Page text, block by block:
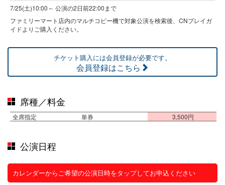
7/25(土)10:00～ 公演の2日前22:00まで
ファミリーマート店内のマルチコピー機で対象公演を検索後、CNプレイガ
イドよりご購入ください。
チケット購入には会員登録が必要です。
会員登録はこちら
席種／料金
全席指定 単券 3,500円
公演日程
カレンダーからご希望の公演日時をタップしてお申込ください